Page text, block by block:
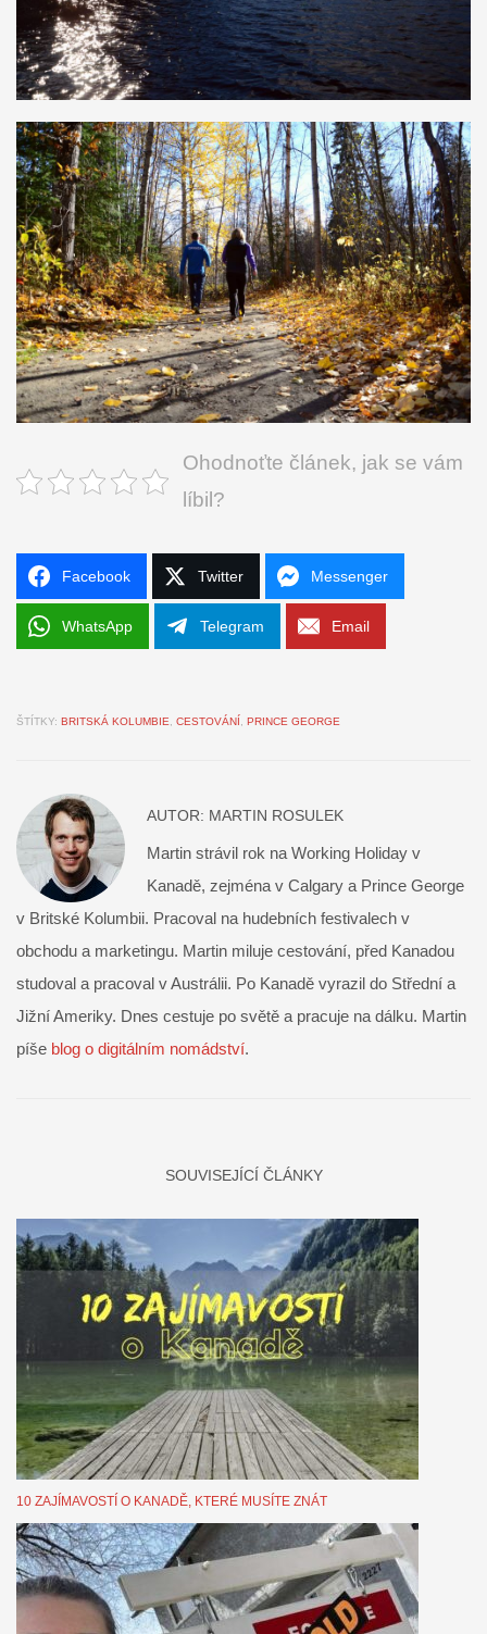
Ohodnoťte článek, jak se vám
líbil?
Facebook Twitter Messenger
WhatsApp Telegram Email
ŠTÍTKY: BRITSKÁ KOLUMBIE, CESTOVÁNÍ , PRINCE GEORGE
AUTOR: MARTIN ROSULEK
Martin strávil rok na Working Holiday v
Kanadě, zejména v Calgary a Prince George
v Britské Kolumbii. Pracoval na hudebních festivalech v
obchodu a marketingu. Martin miluje cestování, před Kanadou
studoval a pracoval v Austrálii. Po Kanadě vyrazil do Střední a
Jižní Ameriky. Dnes cestuje po světě a pracuje na dálku. Martin
píše blog o digitálním nomádství.
SOUVISEJÍCÍ ČLÁNKY
10 ZAJÍMAVOSTÍ O KANADĚ, KTERÉ MUSÍTE ZNÁT